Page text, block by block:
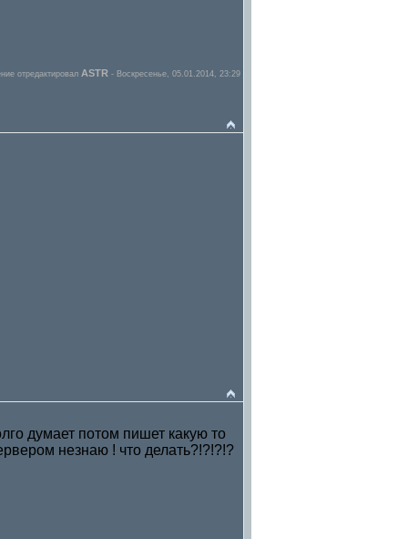
отредактировал ASTR - Воскресенье, 05.01.2014, 23:29
думает потом пишет какую то
незнаю ! что делать?!?!?!?